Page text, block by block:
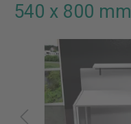
540 x 800 mm